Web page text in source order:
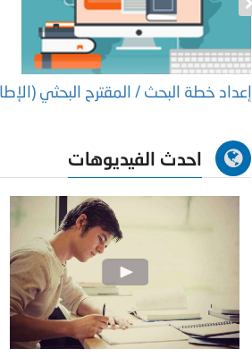
إعداد خطة البحث / المقترح البحثي
احدث الفيديوهات